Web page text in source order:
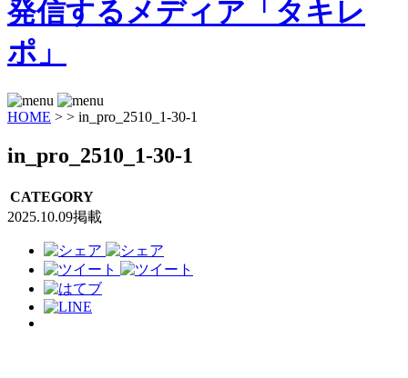
HOME > > in_pro_2510_1-30-1
in_pro_2510_1-30-1
CATEGORY
2025.10.09掲載